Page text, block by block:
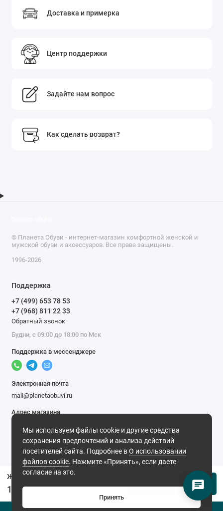
0
17 182 ₽ 33 296 ₽
В корзину
Доставка и примерка
Центр поддержки
Задайте нам вопрос
Как сделать возврат?
Мы используем файлы cookie и другие средства
сохранения предпочтений и анализа действий
посетителей сайта. Подробнее вО использовании
файлов cookie. Нажмите «Принять», если даете
согласие на это.
Принять
© Планета Обуви - интернет-магазин комфортной женской и
мужской обуви и аксессуаров. Все права защищены.
1996-2026
Поддержка
+7 (499) 653 78 53
+7 (968) 811 22 33
Обратный звонок
Будни, с 09:00 до 18:00 по Мск
Поддержка в мессенджере
Электронная почта
mail@planetaobuvi.ru
Адрес магазина
Мы в сети